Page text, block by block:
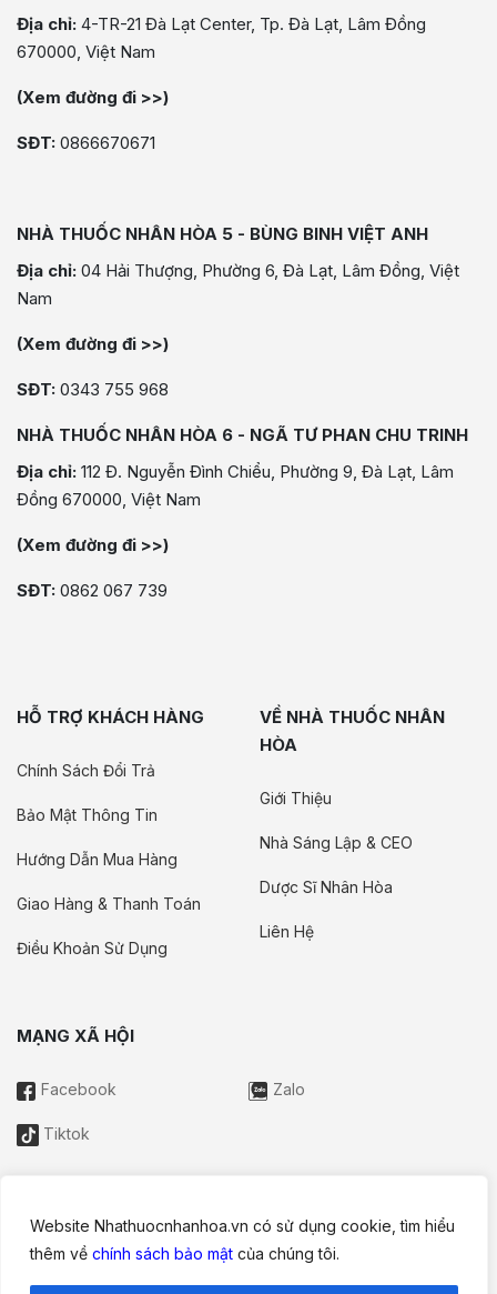
Website Nhathuocnhanhoa.vn có sử dụng cookie, tìm hiểu
thêm về chính sách bảo mật của chúng tôi.
Địa chỉ: 4-TR-21 Đà Lạt Center, Tp. Đà Lạt, Lâm Đồng
670000, Việt Nam
(Xem đường đi >>)
SĐT: 0866670671
NHÀ THUỐC NHÂN HÒA 5 - BÙNG BINH VIỆT ANH
Địa chỉ: 04 Hải Thượng, Phường 6, Đà Lạt, Lâm Đồng, Việt
Nam
(Xem đường đi >>)
SĐT: 0343 755 968
NHÀ THUỐC NHÂN HÒA 6 - NGÃ TƯ PHAN CHU TRINH
Địa chỉ: 112 Đ. Nguyễn Đình Chiểu, Phường 9, Đà Lạt, Lâm
Đồng 670000, Việt Nam
(Xem đường đi >>)
SĐT: 0862 067 739
HỖ TRỢ KHÁCH HÀNG
Chính Sách Đổi Trả
Bảo Mật Thông Tin
Hướng Dẫn Mua Hàng
Giao Hàng & Thanh Toán
Điều Khoản Sử Dụng
VỀ NHÀ THUỐC NHÂN
HÒA
Giới Thiệu
Nhà Sáng Lập & CEO
Dược Sĩ Nhân Hòa
Liên Hệ
MẠNG XÃ HỘI
Facebook Zalo
Tiktok
Thông tin trên website này chỉ mang tính chất nội bộ tham khảo;